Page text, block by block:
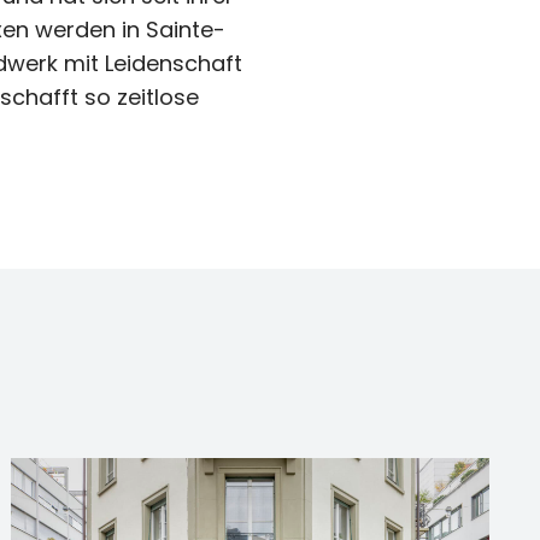
werden in Sainte-
mit Leidenschaft
so zeitlose